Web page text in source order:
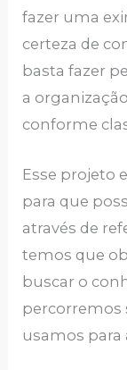
fazer uma
certeza de
basta fazer
a
conforme
Esse projeto
para que
através de
temos que
buscar o
percorremos
usamos para